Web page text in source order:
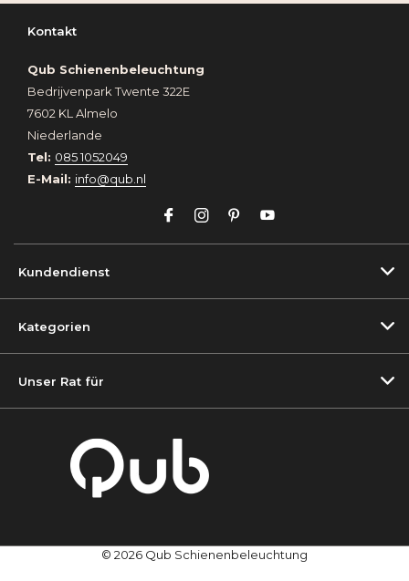
Kontakt
Qub Schienenbeleuchtung
Bedrijvenpark Twente 322E
7602 KL Almelo
Niederlande
Tel: 085 1052049
E-Mail: info@qub.nl
Kundendienst
Kategorien
Unser Rat für
© 2026 Qub Schienenbeleuchtung